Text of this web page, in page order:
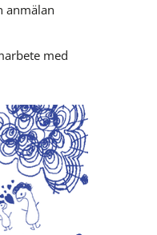
anmälan
med